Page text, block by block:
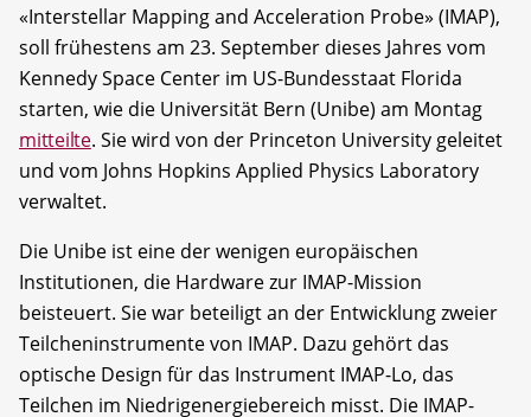
«Interstellar Mapping and Acceleration Probe» (IMAP),
soll frühestens am 23. September dieses Jahres vom
Kennedy Space Center im US-Bundesstaat Florida
starten, wie die Universität Bern (Unibe) am Montag
mitteilte. Sie wird von der Princeton University geleitet
und vom Johns Hopkins Applied Physics Laboratory
verwaltet.
Die Unibe ist eine der wenigen europäischen
Institutionen, die Hardware zur IMAP-Mission
beisteuert. Sie war beteiligt an der Entwicklung zweier
Teilcheninstrumente von IMAP. Dazu gehört das
optische Design für das Instrument IMAP-Lo, das
Teilchen im Niedrigenergiebereich misst. Die IMAP-